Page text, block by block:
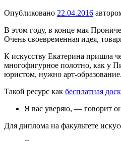
Опубликовано 22.04.2016
В этом году, в конце мая
Очень своевремен­ная идея,
К искусству Екатерина пришла
многофигурное по­лотно, как у
юристом, нужно арт-образование.
Такой ресурс как бесплатная
Я вас уверяю, — говорит
Для диплома на факультете